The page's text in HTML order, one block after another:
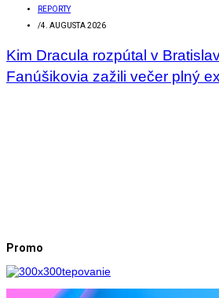
REPORTY
/4. AUGUSTA 2026
Kim Dracula rozpútal v
Fanúšikovia zažili večer plný
Promo